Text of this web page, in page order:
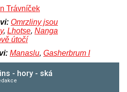
Trávníček
Omrzliny jsou
, Lhotse, Nanga
útočí
Manaslu, Gasherbrum I